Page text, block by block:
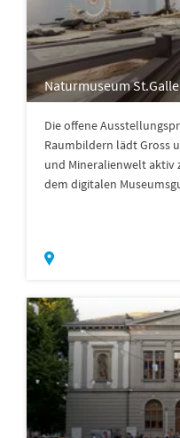
Naturmuseum
Die offene
Raumbildern lädt Gross
und Mineralienwelt aktiv
dem digitalen